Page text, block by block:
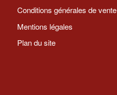
Conditions générales de vente
Mentions légales
Plan du site